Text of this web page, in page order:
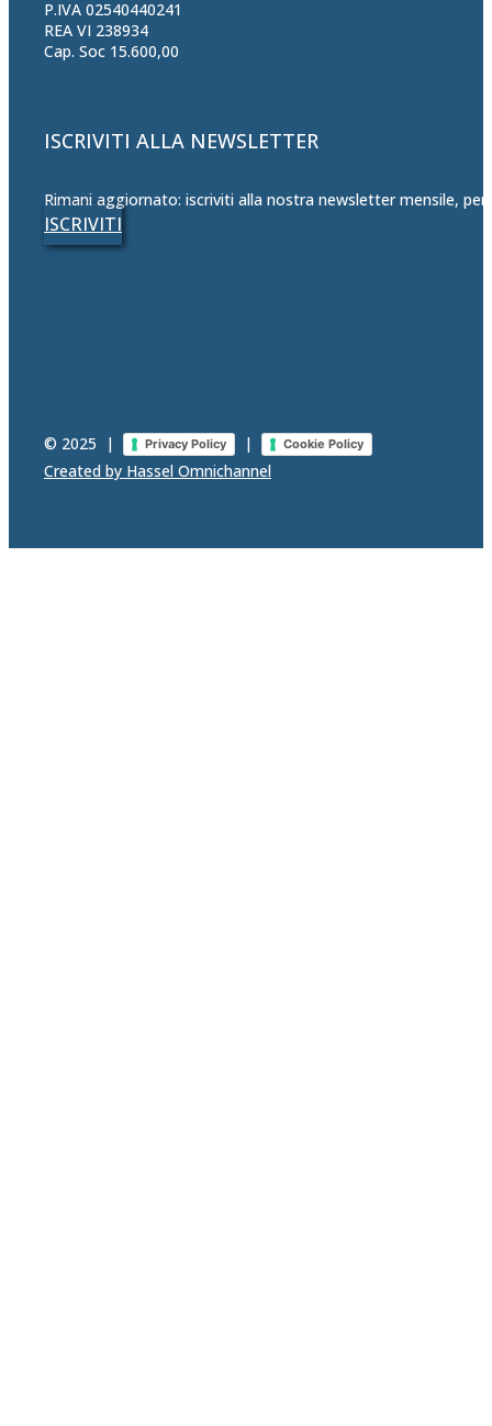
P.IVA 02540440241
REA VI 238934
Cap. Soc 15.600,00
ISCRIVITI ALLA NEWSLETTER
Rimani aggiornato: iscriviti alla nostra newsletter mensile,
ISCRIVITI
© 2025 | Privacy Policy | Cookie Policy
Created by Hassel Omnichannel